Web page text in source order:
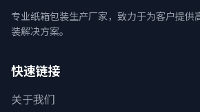
专业纸箱包装生产厂家，致力于为客户提供
装解决方案。
快速链接
关于我们